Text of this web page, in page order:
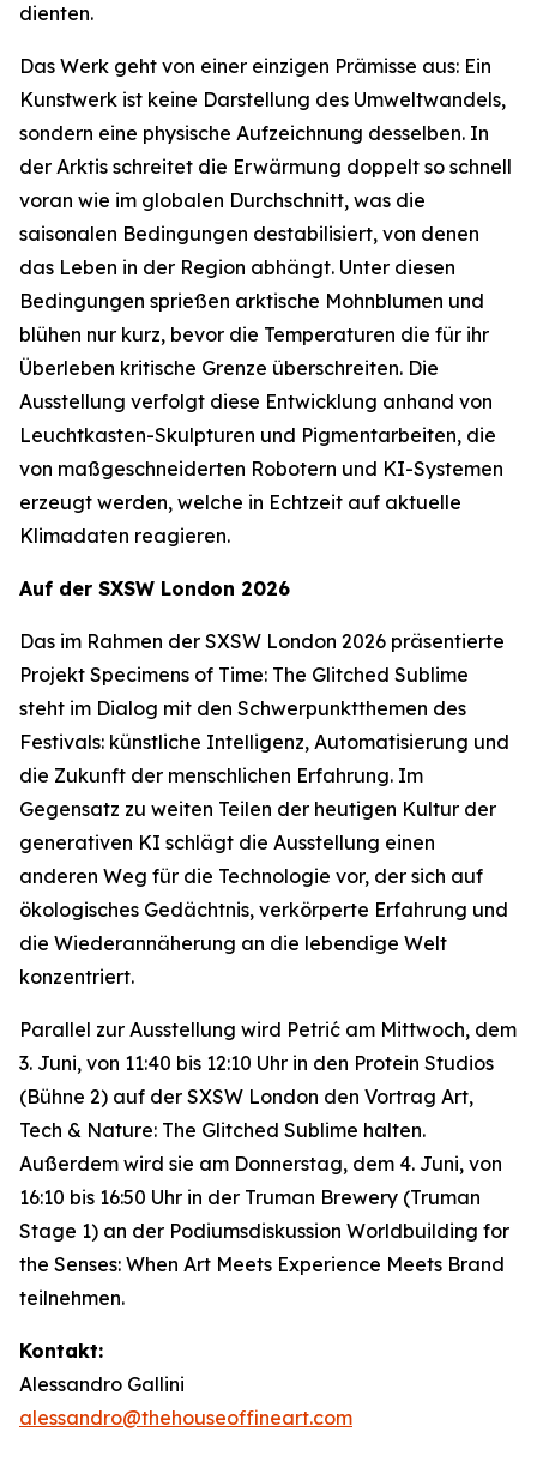
dienten.
Das Werk geht von einer einzigen Prämisse aus: Ein
Kunstwerk ist keine Darstellung des Umweltwandels,
sondern eine physische Aufzeichnung desselben. In
der Arktis schreitet die Erwärmung doppelt so schnell
voran wie im globalen Durchschnitt, was die
saisonalen Bedingungen destabilisiert, von denen
das Leben in der Region abhängt. Unter diesen
Bedingungen sprießen arktische Mohnblumen und
blühen nur kurz, bevor die Temperaturen die für ihr
Überleben kritische Grenze überschreiten. Die
Ausstellung verfolgt diese Entwicklung anhand von
Leuchtkasten-Skulpturen und Pigmentarbeiten, die
von maßgeschneiderten Robotern und KI-Systemen
erzeugt werden, welche in Echtzeit auf aktuelle
Klimadaten reagieren.
Auf der SXSW London 2026
Das im Rahmen der SXSW London 2026 präsentierte
Projekt Specimens of Time: The Glitched Sublime
steht im Dialog mit den Schwerpunktthemen des
Festivals: künstliche Intelligenz, Automatisierung und
die Zukunft der menschlichen Erfahrung. Im
Gegensatz zu weiten Teilen der heutigen Kultur der
generativen KI schlägt die Ausstellung einen
anderen Weg für die Technologie vor, der sich auf
ökologisches Gedächtnis, verkörperte Erfahrung und
die Wiederannäherung an die lebendige Welt
konzentriert.
Parallel zur Ausstellung wird Petrić am Mittwoch, dem
3. Juni, von 11:40 bis 12:10 Uhr in den Protein Studios
(Bühne 2) auf der SXSW London den Vortrag Art,
Tech & Nature: The Glitched Sublime halten.
Außerdem wird sie am Donnerstag, dem 4. Juni, von
16:10 bis 16:50 Uhr in der Truman Brewery (Truman
Stage 1) an der Podiumsdiskussion Worldbuilding for
the Senses: When Art Meets Experience Meets Brand
teilnehmen.
Kontakt:
Alessandro Gallini
alessandro@thehouseoffineart.com